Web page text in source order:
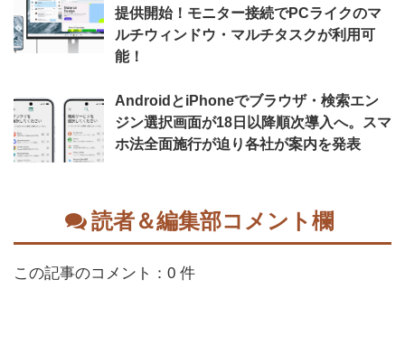
提供開始！モニター接続でPCライクのマ
ルチウィンドウ・マルチタスクが利用可
能！
AndroidとiPhoneでブラウザ・検索エン
ジン選択画面が18日以降順次導入へ。スマ
ホ法全面施行が迫り各社が案内を発表
読者＆編集部コメント欄
この記事のコメント：0 件